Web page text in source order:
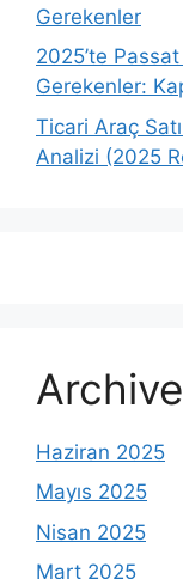
Gerekenler
2025’te
Gerekenler:
Ticari Araç
Analizi (2025
Haziran 2025
Mayıs 2025
Nisan 2025
Mart 2025